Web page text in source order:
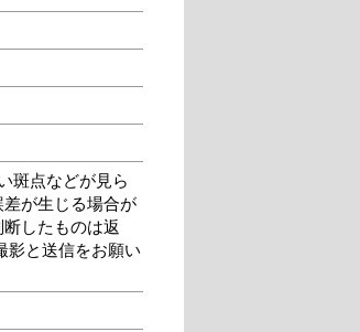
斑点などが見ら
が生じる場合が
したものは返
影と送信をお願い